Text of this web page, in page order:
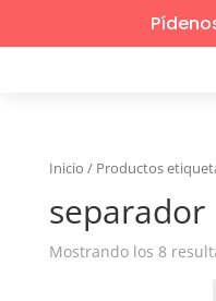
Inicio / Productos
separador
Mostrando los 8